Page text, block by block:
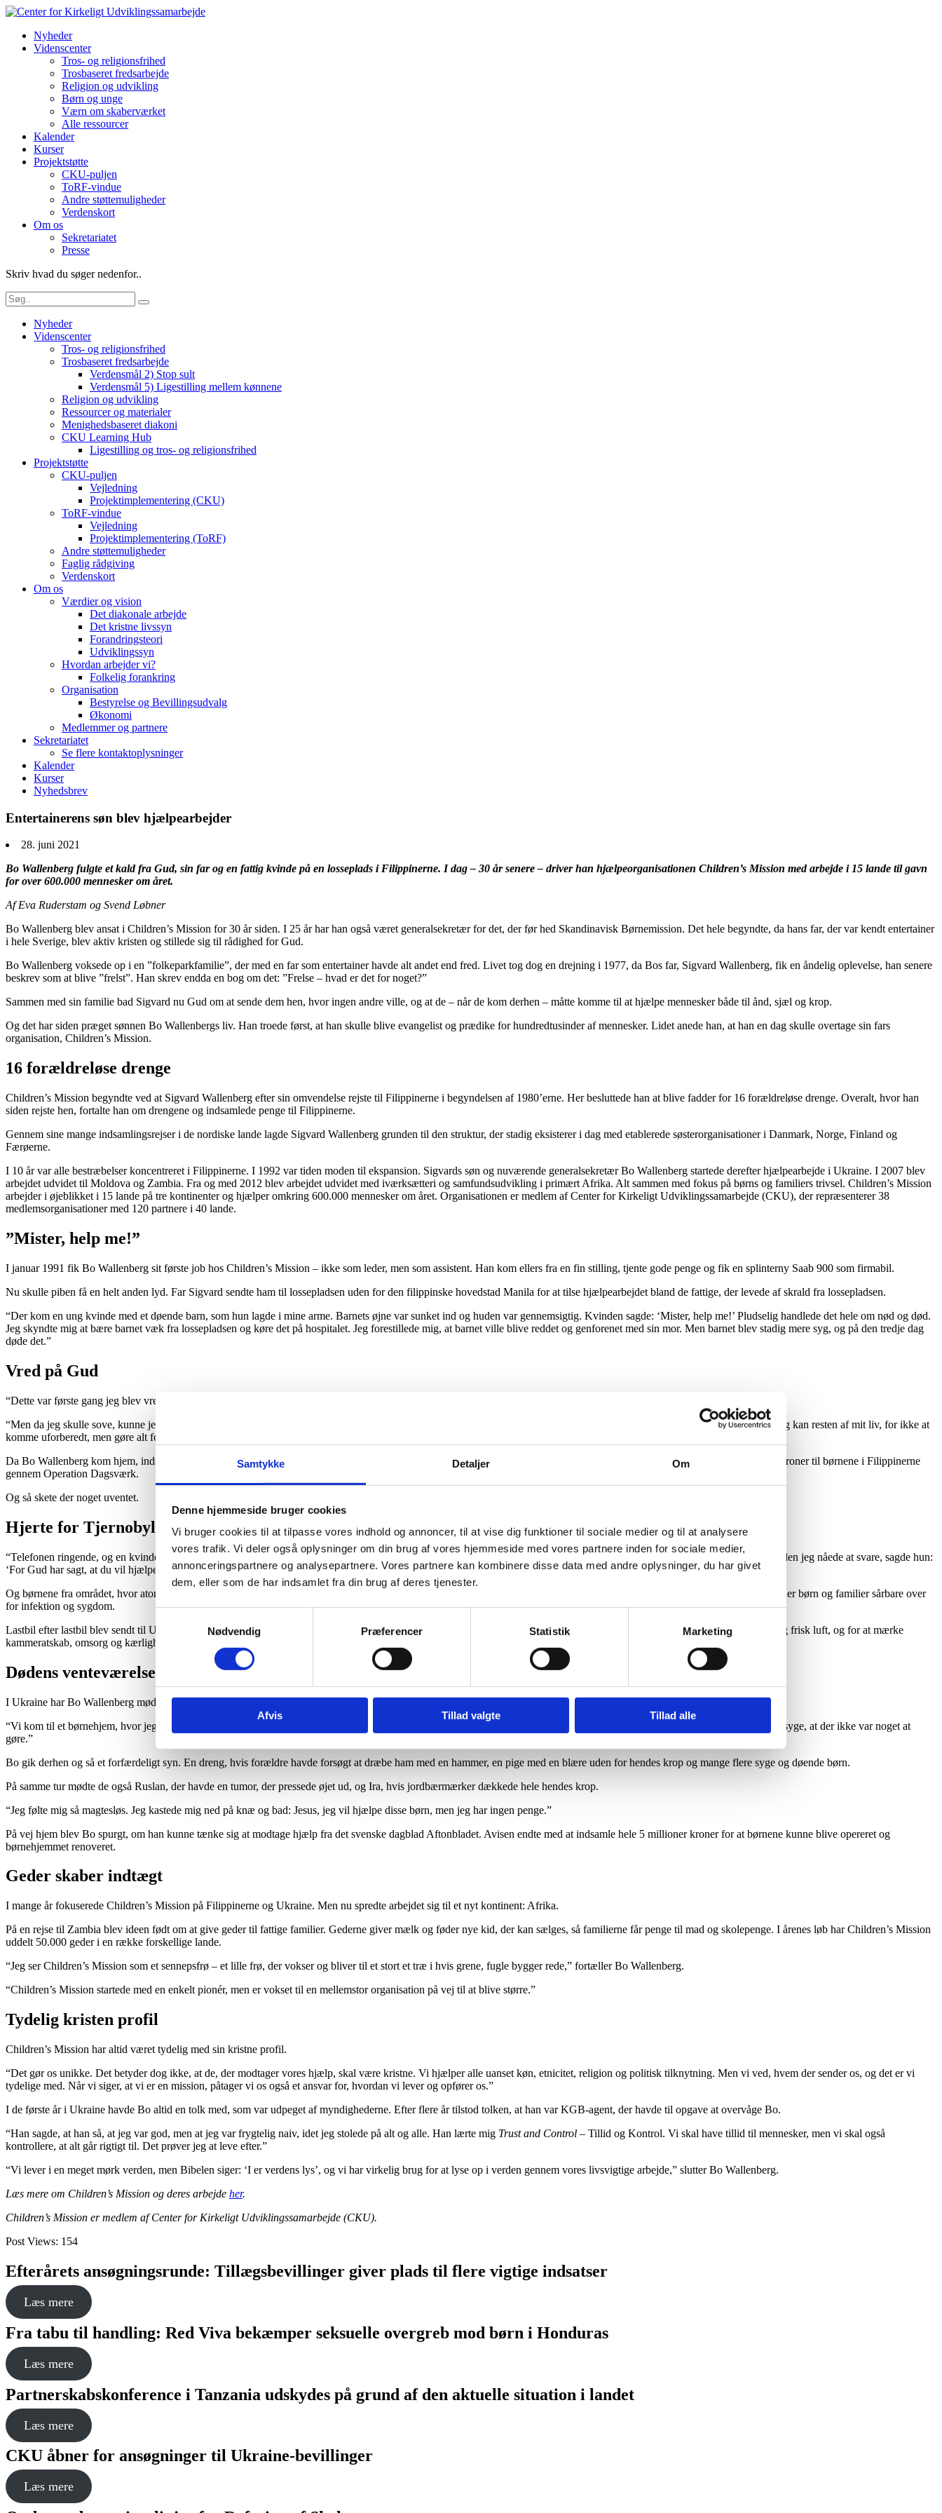
Samtykke Detaljer Om
Denne hjemmeside bruger cookies
Vi bruger cookies til at tilpasse vores indhold og annoncer, til at vise dig funktioner til sociale medier og til at analysere
vores trafik. Vi deler også oplysninger om din brug af vores hjemmeside med vores partnere inden for sociale medier,
annonceringspartnere og analysepartnere. Vores partnere kan kombinere disse data med andre oplysninger, du har givet
dem, eller som de har indsamlet fra din brug af deres tjenester.
Nødvendig
Præferencer Statistik Marketing
Afvis Tillad valgte Tillad alle
Nyheder
Videnscenter
Tros- og religionsfrihed
Trosbaseret fredsarbejde
Religion og udvikling
Børn og unge
Værn om skaberværket
Alle ressourcer
Kalender
Kurser
Projektstøtte
CKU-puljen
ToRF-vindue
Andre støttemuligheder
Verdenskort
Om os
Sekretariatet
Presse
Skriv hvad du søger nedenfor..
Nyheder
Videnscenter
Tros- og religionsfrihed
Trosbaseret fredsarbejde
Verdensmål 2) Stop sult
Verdensmål 5) Ligestilling mellem kønnene
Religion og udvikling
Ressourcer og materialer
Menighedsbaseret diakoni
CKU Learning Hub
Ligestilling og tros- og religionsfrihed
Projektstøtte
CKU-puljen
Vejledning
Projektimplementering (CKU)
ToRF-vindue
Vejledning
Projektimplementering (ToRF)
Andre støttemuligheder
Faglig rådgiving
Verdenskort
Om os
Værdier og vision
Det diakonale arbejde
Det kristne livssyn
Forandringsteori
Udviklingssyn
Hvordan arbejder vi?
Folkelig forankring
Organisation
Bestyrelse og Bevillingsudvalg
Økonomi
Medlemmer og partnere
Sekretariatet
Se flere kontaktoplysninger
Kalender
Kurser
Nyhedsbrev
Entertainerens søn blev hjælpearbejder
28. juni 2021
Bo Wallenberg fulgte et kald fra Gud, sin far og en fattig kvinde på en losseplads i Filippinerne. I dag – 30 år senere – driver han hjælpeorganisationen Children’s Mission med arbejde i 15 lande til gavn
for over 600.000 mennesker om året.
Af Eva Ruderstam og Svend Løbner
Bo Wallenberg blev ansat i Children’s Mission for 30 år siden. I 25 år har han også været generalsekretær for det, der før hed Skandinavisk Børnemission. Det hele begyndte, da hans far, der var kendt entertainer
i hele Sverige, blev aktiv kristen og stillede sig til rådighed for Gud.
Bo Wallenberg voksede op i en ”folkeparkfamilie”, der med en far som entertainer havde alt andet end fred. Livet tog dog en drejning i 1977, da Bos far, Sigvard Wallenberg, fik en åndelig oplevelse, han senere
beskrev som at blive ”frelst”. Han skrev endda en bog om det: ”Frelse – hvad er det for noget?”
Sammen med sin familie bad Sigvard nu Gud om at sende dem hen, hvor ingen andre ville, og at de – når de kom derhen – måtte komme til at hjælpe mennesker både til ånd, sjæl og krop.
Og det har siden præget sønnen Bo Wallenbergs liv. Han troede først, at han skulle blive evangelist og prædike for hundredtusinder af mennesker. Lidet anede han, at han en dag skulle overtage sin fars
organisation, Children’s Mission.
16 forældreløse drenge
Children’s Mission begyndte ved at Sigvard Wallenberg efter sin omvendelse rejste til Filippinerne i begyndelsen af 1980’erne. Her besluttede han at blive fadder for 16 forældreløse drenge. Overalt, hvor han
siden rejste hen, fortalte han om drengene og indsamlede penge til Filippinerne.
Gennem sine mange indsamlingsrejser i de nordiske lande lagde Sigvard Wallenberg grunden til den struktur, der stadig eksisterer i dag med etablerede søsterorganisationer i Danmark, Norge, Finland og
Færøerne.
I 10 år var alle bestræbelser koncentreret i Filippinerne. I 1992 var tiden moden til ekspansion. Sigvards søn og nuværende generalsekretær Bo Wallenberg startede derefter hjælpearbejde i Ukraine. I 2007 blev
arbejdet udvidet til Moldova og Zambia. Fra og med 2012 blev arbejdet udvidet med iværksætteri og samfundsudvikling i primært Afrika. Alt sammen med fokus på børns og familiers trivsel. Children’s Mission
arbejder i øjeblikket i 15 lande på tre kontinenter og hjælper omkring 600.000 mennesker om året. Organisationen er medlem af Center for Kirkeligt Udviklingssamarbejde (CKU), der repræsenterer 38
medlemsorganisationer med 120 partnere i 40 lande.
”Mister, help me!”
I januar 1991 fik Bo Wallenberg sit første job hos Children’s Mission – ikke som leder, men som assistent. Han kom ellers fra en fin stilling, tjente gode penge og fik en splinterny Saab 900 som firmabil.
Nu skulle piben få en helt anden lyd. Far Sigvard sendte ham til lossepladsen uden for den filippinske hovedstad Manila for at tilse hjælpearbejdet bland de fattige, der levede af skrald fra lossepladsen.
“Der kom en ung kvinde med et døende barn, som hun lagde i mine arme. Barnets øjne var sunket ind og huden var gennemsigtig. Kvinden sagde: ‘Mister, help me!’ Pludselig handlede det hele om nød og død.
Jeg skyndte mig at bære barnet væk fra lossepladsen og køre det på hospitalet. Jeg forestillede mig, at barnet ville blive reddet og genforenet med sin mor. Men barnet blev stadig mere syg, og på den tredje dag
døde det.”
Vred på Gud
“Dette var første gang jeg blev vred på Gud. Hvorfor bliver jeg revet væk fra mit job og ender i dette, hvis børnene alligevel dør? Dette arbejde er ikke noget for mig!”
“Men da jeg skulle sove, kunne jeg kun se babyen og moderen foran mig og høre ordene: ‘Mister, help me!’ Så jeg tog et valg for livet. Jeg besluttede mig for at gøre alt, hvad jeg kan resten af mit liv, for ikke at
komme uforberedt, men gøre alt for at redde så mange som muligt.”
Da Bo Wallenberg kom hjem, indsamlede han sin første million til Children’s Mission ved at besøge skoler, engagere elever og lærere og lade hver elev arbejde for at tjene 100 kroner til børnene i Filippinerne
gennem Operation Dagsværk.
Og så skete der noget uventet.
Hjerte for Tjernobyl-børn
“Telefonen ringende, og en kvinde spurgte: ‘Har du hjerte for Tjernobyl-børnene?’ Jeg ville svare, at jeg har hjerte for børn i alle mulige lande, men jeg har ingen penge. Men inden jeg nåede at svare, sagde hun:
‘For Gud har sagt, at du vil hjælpe mig.’ Da genkendte jeg Guds stemme,” fortæller Bo Wallenberg.
Og børnene fra området, hvor atomkatastrofen på Tjernobyl-værket spredte radioaktivt nedfald, havde virkelig brug for hjælp. Stråleskader nedbryder immunforsvaret og efterlader børn og familier sårbare over
for infektion og sygdom.
Lastbil efter lastbil blev sendt til Ukraine med medicin og hospitalsudstyr. Samtidig blev børnene inviteret på sommerlejr i Skandinavien for at få næringsrig kost, masser af sol og frisk luft, og for at mærke
kammeratskab, omsorg og kærlighed. Over 2.000 Tjernobyl-børn har gennem årene modtaget rehabilitering i de nordiske lande.
Dødens venteværelse
I Ukraine har Bo Wallenberg mødt mange syge børn, hvis forældre så Children’s Mission som en sidste chance for at få hjælp.
“Vi kom til et børnehjem, hvor jeg vidste, der ville være 70 børn, men vi så kun 50. Da jeg spurgte efter de andre børn, fik jeg at vide, at de var i dødens venteværelse; de var så syge, at der ikke var noget at
gøre.”
Bo gik derhen og så et forfærdeligt syn. En dreng, hvis forældre havde forsøgt at dræbe ham med en hammer, en pige med en blære uden for hendes krop og mange flere syge og døende børn.
På samme tur mødte de også Ruslan, der havde en tumor, der pressede øjet ud, og Ira, hvis jordbærmærker dækkede hele hendes krop.
“Jeg følte mig så magtesløs. Jeg kastede mig ned på knæ og bad: Jesus, jeg vil hjælpe disse børn, men jeg har ingen penge.”
På vej hjem blev Bo spurgt, om han kunne tænke sig at modtage hjælp fra det svenske dagblad Aftonbladet. Avisen endte med at indsamle hele 5 millioner kroner for at børnene kunne blive opereret og
børnehjemmet renoveret.
Geder skaber indtægt
I mange år fokuserede Children’s Mission på Filippinerne og Ukraine. Men nu spredte arbejdet sig til et nyt kontinent: Afrika.
På en rejse til Zambia blev ideen født om at give geder til fattige familier. Gederne giver mælk og føder nye kid, der kan sælges, så familierne får penge til mad og skolepenge. I årenes løb har Children’s Mission
uddelt 50.000 geder i en række forskellige lande.
“Jeg ser Children’s Mission som et sennepsfrø – et lille frø, der vokser og bliver til et stort et træ i hvis grene, fugle bygger rede,” fortæller Bo Wallenberg.
“Children’s Mission startede med en enkelt pionér, men er vokset til en mellemstor organisation på vej til at blive større.”
Tydelig kristen profil
Children’s Mission har altid været tydelig med sin kristne profil.
“Det gør os unikke. Det betyder dog ikke, at de, der modtager vores hjælp, skal være kristne. Vi hjælper alle uanset køn, etnicitet, religion og politisk tilknytning. Men vi ved, hvem der sender os, og det er vi
tydelige med. Når vi siger, at vi er en mission, påtager vi os også et ansvar for, hvordan vi lever og opfører os.”
I de første år i Ukraine havde Bo altid en tolk med, som var udpeget af myndighederne. Efter flere år tilstod tolken, at han var KGB-agent, der havde til opgave at overvåge Bo.
“Han sagde, at han så, at jeg var god, men at jeg var frygtelig naiv, idet jeg stolede på alt og alle. Han lærte mig Trust and Control – Tillid og Kontrol. Vi skal have tillid til mennesker, men vi skal også
kontrollere, at alt går rigtigt til. Det prøver jeg at leve efter.”
“Vi lever i en meget mørk verden, men Bibelen siger: ‘I er verdens lys’, og vi har virkelig brug for at lyse op i verden gennem vores livsvigtige arbejde,” slutter Bo Wallenberg.
Læs mere om Children’s Mission og deres arbejde her.
Children’s Mission er medlem af Center for Kirkeligt Udviklingssamarbejde (CKU).
Post Views: 154
Efterårets ansøgningsrunde: Tillægsbevillinger giver plads til flere vigtige indsatser
Læs mere
Fra tabu til handling: Red Viva bekæmper seksuelle overgreb mod børn i Honduras
Læs mere
Partnerskabskonference i Tanzania udskydes på grund af den aktuelle situation i landet
Læs mere
CKU åbner for ansøgninger til Ukraine-bevillinger
Læs mere